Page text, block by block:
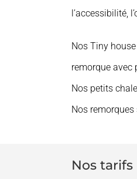
l’accessibilité,
Nos Tiny
remorque avec
Nos petits
Nos
Nos tarifs